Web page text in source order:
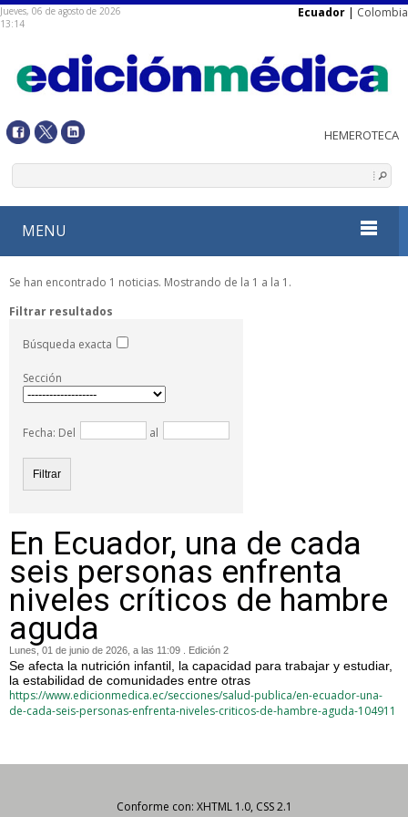
Jueves, 06 de agosto de 2026
13:14
Ecuador | Colombia
MENU
Se han encontrado 1 noticias. Mostrando de la 1 a la 1.
Filtrar resultados
Búsqueda exacta
Sección
Fecha: Del al
En Ecuador, una de cada
seis personas enfrenta
niveles críticos de hambre
aguda
Lunes, 01 de junio de 2026, a las 11:09 . Edición 2
Se afecta la nutrición infantil, la capacidad para trabajar y estudiar,
la estabilidad de comunidades entre otras
https://www.edicionmedica.ec/secciones/salud-publica/en-ecuador-una-
de-cada-seis-personas-enfrenta-niveles-criticos-de-hambre-aguda-104911
Conforme con: XHTML 1.0, CSS 2.1